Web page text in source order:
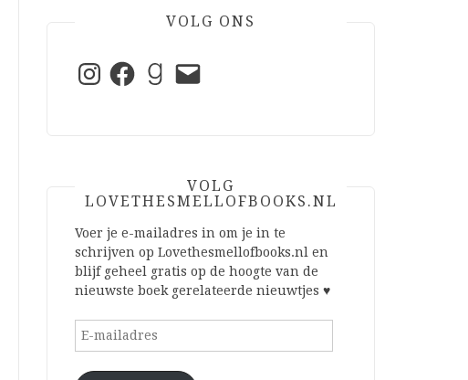
VOLG ONS
InstagramFacebookGoodreads
E-
mail
VOLG
LOVETHESMELLOFBOOKS.NL
Voer je e-mailadres in om je in te
schrijven op Lovethesmellofbooks.nl en
blijf geheel gratis op de hoogte van de
nieuwste boek gerelateerde nieuwtjes ♥
E-